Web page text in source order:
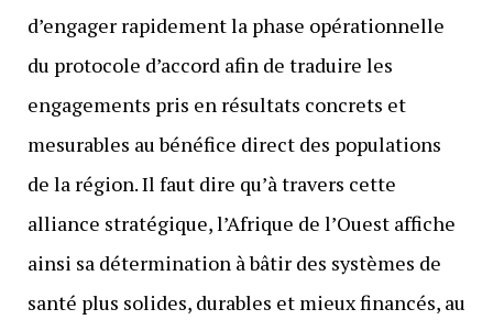
d’engager rapidement la phase opérationnelle
du protocole d’accord afin de traduire les
engagements pris en résultats concrets et
mesurables au bénéfice direct des populations
de la région. Il faut dire qu’à travers cette
alliance stratégique, l’Afrique de l’Ouest affiche
ainsi sa détermination à bâtir des systèmes de
santé plus solides, durables et mieux financés, au